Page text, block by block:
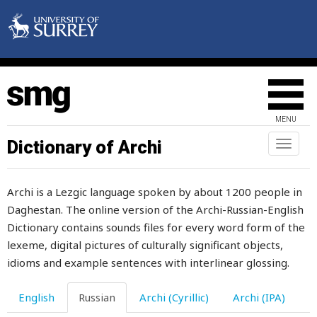
MENU
Toggle
Dictionary of Archi
Archi is a Lezgic language spoken by about 1200 people in
Daghestan. The online version of the Archi-Russian-English
Dictionary contains sounds files for every word form of the
lexeme, digital pictures of culturally significant objects,
idioms and example sentences with interlinear glossing.
English Russian Archi (Cyrillic) Archi (IPA)
радость
разбивать
разбиваться
разбогатеть
разбой
разбойник
разбредаться
разваливаться